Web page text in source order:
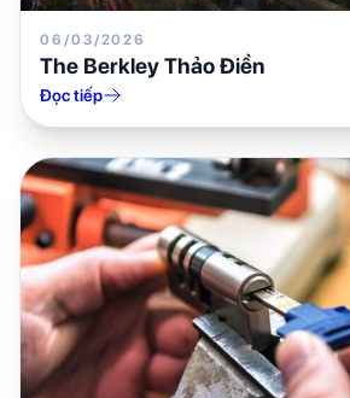
06/03/2026
The Berkley Thảo Điền
Đọc tiếp